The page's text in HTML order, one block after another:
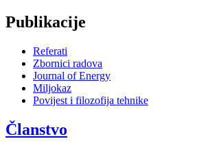
Publikacije
Referati
Zbornici radova
Journal of Energy
Miljokaz
Povijest i filozofija tehnike
Članstvo